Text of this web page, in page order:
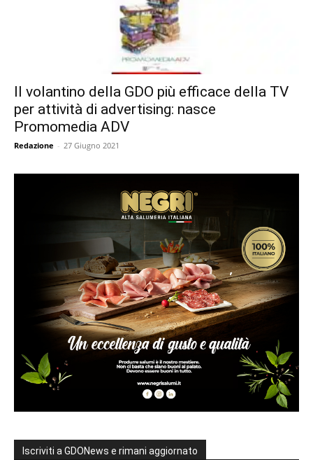
Il volantino della GDO più efficace della TV
per attività di advertising: nasce
Promomedia ADV
Redazione - 27 Giugno 2021
Iscriviti a GDONews e rimani aggiornato